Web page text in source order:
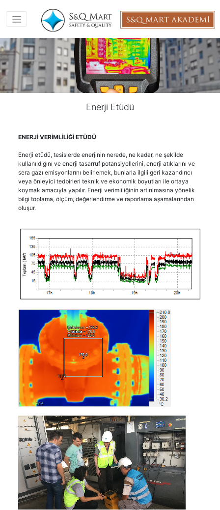
Enerji Etüdü
ENERJİ VERİMLİLİĞİ ETÜDÜ
Enerji etüdü, tesislerde enerjinin nerede, ne kadar, ne şekilde
kullanıldığını ve enerji tasarruf potansiyellerini, enerji atıklarını ve
sera gazı emisyonlarını belirlemek, bunlarla ilgili geri kazandırıcı
veya önleyici tedbirleri teknik ve ekonomik boyutları ile ortaya
koymak amacıyla yapılır. Enerji verimliliğinin artırılmasına yönelik
bilgi toplama, ölçüm, değerlendirme ve raporlama aşamalarından
oluşur.